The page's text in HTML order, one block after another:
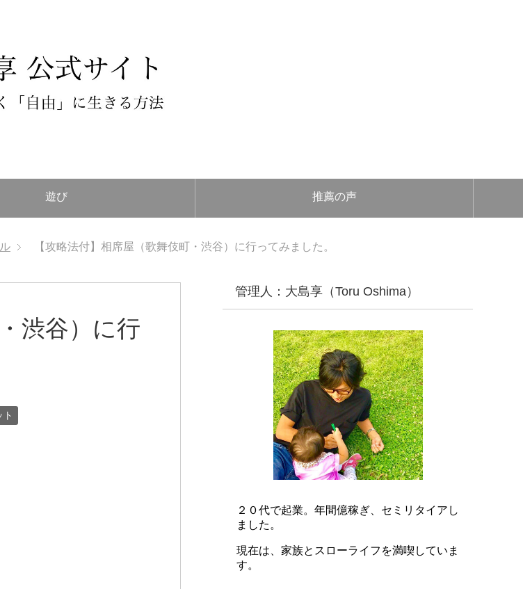
遊び 推薦の声
【攻略法付】相席屋（歌舞伎町・渋谷）に行ってみました。
渋谷）に行
管理人：大島享（Toru Oshima）
２０代で起業。 年間億稼ぎ、 セミリタイアし
ました。
現在は、 家族とスローライフを満喫していま
す。